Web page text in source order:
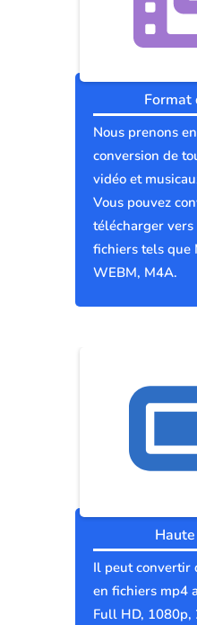
Format
Nous prenons
conversion de
vidéo et
Vous pouvez
télécharger
fichiers tels que
WEBM, M4A.
Il peut convertir
en fichiers mp4
Full HD, 1080p,